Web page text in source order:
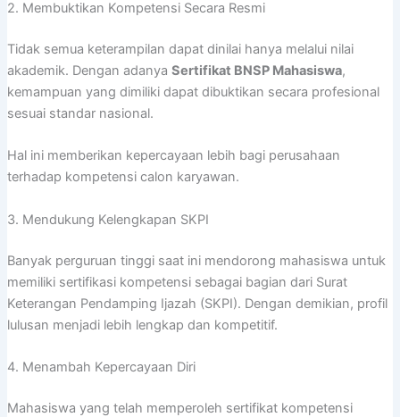
2. Membuktikan Kompetensi Secara Resmi
Tidak semua keterampilan dapat dinilai hanya melalui nilai
akademik. Dengan adanya Sertifikat BNSP Mahasiswa,
kemampuan yang dimiliki dapat dibuktikan secara profesional
sesuai standar nasional.
Hal ini memberikan kepercayaan lebih bagi perusahaan
terhadap kompetensi calon karyawan.
3. Mendukung Kelengkapan SKPI
Banyak perguruan tinggi saat ini mendorong mahasiswa untuk
memiliki sertifikasi kompetensi sebagai bagian dari Surat
Keterangan Pendamping Ijazah (SKPI). Dengan demikian, profil
lulusan menjadi lebih lengkap dan kompetitif.
4. Menambah Kepercayaan Diri
Mahasiswa yang telah memperoleh sertifikat kompetensi